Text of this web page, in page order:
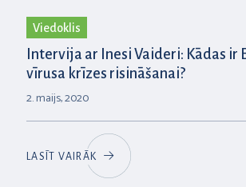
Viedoklis
Intervija ar Inesi Vaideri: Kādas ir
vīrusa krīzes risināšanai?
2. maijs, 2020
LASĪT VAIRĀK